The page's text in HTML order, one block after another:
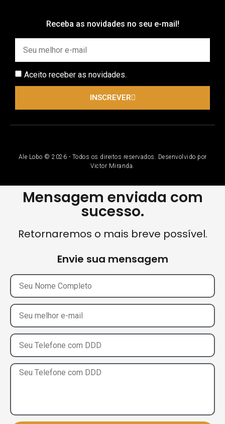
Receba as novidades no seu e-mail!
Aceito receber as novidades.
INSCREVER
Ale Lobo © 2026 - Todos os direitos reservados. Desenvolvido por
Victor Miranda.
Mensagem enviada com
sucesso.
Retornaremos o mais breve possível.
Envie sua mensagem